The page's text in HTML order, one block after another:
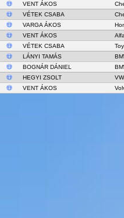
VENT ÁKOS
VÉTEK CSABA
VARGA ÁKOS
VENT ÁKOS
VÉTEK CSABA
LÁNYI TAMÁS
BOGNÁR DÁNIEL
HEGYI ZSOLT
VENT ÁKOS